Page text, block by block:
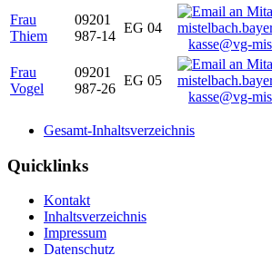
Frau
Thiem
09201
987-14
EG 04
kasse@vg-
Frau
Vogel
09201
987-26
EG 05
kasse@vg-
Gesamt-Inhaltsverzeichnis
Quicklinks
Kontakt
Inhaltsverzeichnis
Impressum
Datenschutz